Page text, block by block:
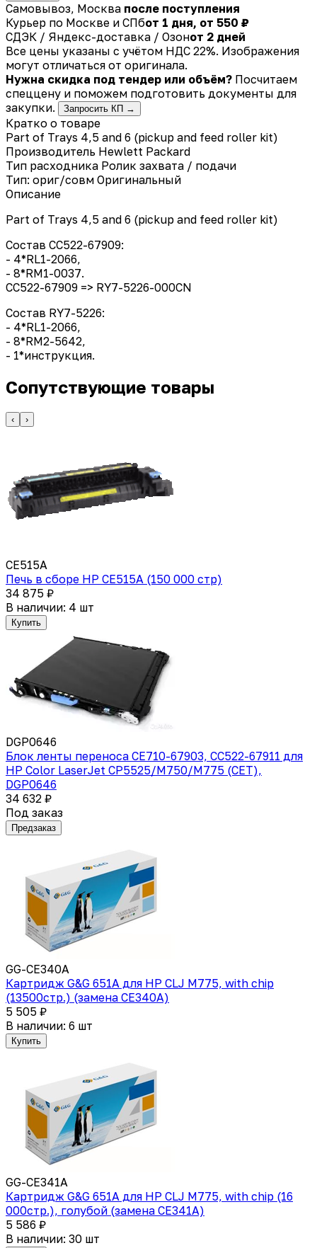
Самовывоз, Москва после поступления
Курьер по Москве и СПбот 1 дня, от 550 ₽
СДЭК / Яндекс-доставка / Озонот 2 дней
Все цены указаны с учётом НДС 22%. Изображения
могут отличаться от оригинала.
Нужна скидка под тендер или объём? Посчитаем
спеццену и поможем подготовить документы для
закупки.
Запросить КП →
Кратко о товаре
Part of Trays 4,5 and 6 (pickup and feed roller kit)
Производитель Hewlett Packard
Тип расходника Ролик захвата / подачи
Тип: ориг/совм Оригинальный
Описание
Part of Trays 4,5 and 6 (pickup and feed roller kit)
Состав CC522-67909:
- 4*RL1-2066,
- 8*RM1-0037.
CC522-67909 => RY7-5226-000CN
Состав RY7-5226:
- 4*RL1-2066,
- 8*RM2-5642,
- 1*инструкция.
Сопутствующие товары
‹ ›
CE515A
Печь в сборе HP CE515A (150 000 стр)
34 875 ₽
В наличии: 4 шт
Купить
DGP0646
Блок ленты переноса CE710-67903, CC522-67911 для
HP Color LaserJet CP5525/M750/M775 (CET),
DGP0646
34 632 ₽
Под заказ
Предзаказ
GG-CE340A
Картридж G&G 651A для HP CLJ M775, with chip
(13500стр.) (замена CE340A)
5 505 ₽
В наличии: 6 шт
Купить
GG-CE341A
Картридж G&G 651A для HP CLJ M775, with chip (16
000стр.), голубой (замена CE341A)
5 586 ₽
В наличии: 30 шт